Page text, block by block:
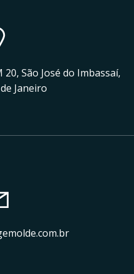
São José do Imbassaí,
Janeiro